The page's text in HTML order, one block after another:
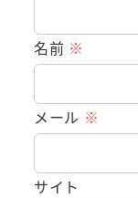
名前 ※
メール ※
サイト